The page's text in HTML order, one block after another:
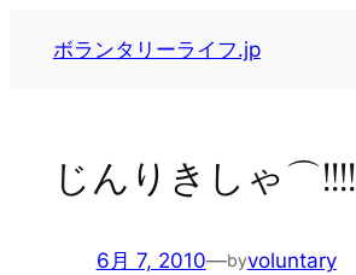
ボランタリーライフ.jp
じんりきしゃ⌒!!!!
6月 7, 2010—byvoluntary